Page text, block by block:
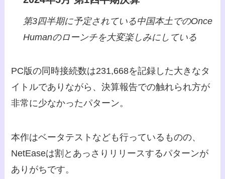
第3四半期に予定されている中国本土でのOnce
Humanのローンチを大変楽しみにしている
PC版の同時接続数は231,668を記録した大きなタ
イトルでありながら、決算報告での触れられ方が
非常に少なかったパターン。
本作はベータテストなども行っているものの、
NetEaseは割とあっさりリリースするパターンが
ありがちです。